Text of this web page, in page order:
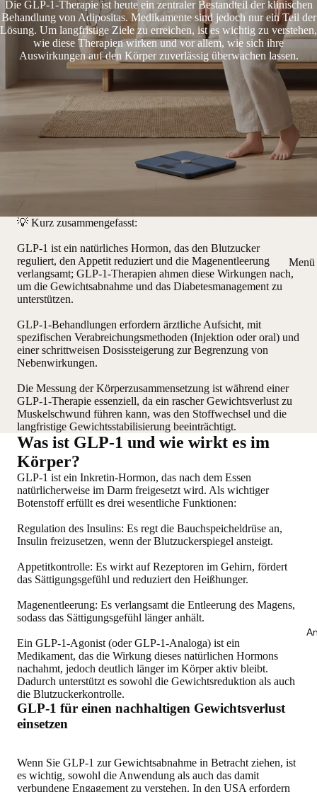
Menü
Die GLP-1-Therapie ist heute ein zentraler Bestandteil der klinischen
Behandlung von Adipositas. Medikamente sind jedoch nur ein Teil der
Lösung. Um langfristige Ziele zu erreichen, ist es wichtig zu verstehen,
wie diese Therapien wirken und vor allem, wie sich ihre
Auswirkungen auf den Körper zuverlässig überwachen lassen.
💡 Kurz zusammengefasst:
GLP-1 ist ein natürliches Hormon, das den Blutzucker
reguliert, den Appetit reduziert und die Magenentleerung
verlangsamt; GLP-1-Therapien ahmen diese Wirkungen nach,
um die Gewichtsabnahme und das Diabetesmanagement zu
unterstützen.
GLP-1-Behandlungen erfordern ärztliche Aufsicht, mit
spezifischen Verabreichungsmethoden (Injektion oder oral) und
einer schrittweisen Dosissteigerung zur Begrenzung von
Nebenwirkungen.
Die Messung der Körperzusammensetzung ist während einer
GLP-1-Therapie essenziell, da ein rascher Gewichtsverlust zu
Muskelschwund führen kann, was den Stoffwechsel und die
langfristige Gewichtsstabilisierung beeinträchtigt.
Was ist GLP-1 und wie wirkt es im
Körper?
GLP-1 ist ein Inkretin-Hormon, das nach dem Essen
natürlicherweise im Darm freigesetzt wird. Als wichtiger
Botenstoff erfüllt es drei wesentliche Funktionen:
Regulation des Insulins: Es regt die Bauchspeicheldrüse an,
Insulin freizusetzen, wenn der Blutzuckerspiegel ansteigt.
Appetitkontrolle: Es wirkt auf Rezeptoren im Gehirn, fördert
das Sättigungsgefühl und reduziert den Heißhunger.
Magenentleerung: Es verlangsamt die Entleerung des Magens,
sodass das Sättigungsgefühl länger anhält.
Ein GLP-1-Agonist (oder GLP-1-Analoga) ist ein
Medikament, das die Wirkung dieses natürlichen Hormons
nachahmt, jedoch deutlich länger im Körper aktiv bleibt.
Dadurch unterstützt es sowohl die Gewichtsreduktion als auch
die Blutzuckerkontrolle.
GLP-1 für einen nachhaltigen Gewichtsverlust
einsetzen
Wenn Sie GLP-1 zur Gewichtsabnahme in Betracht ziehen, ist
es wichtig, sowohl die Anwendung als auch das damit
verbundene Engagement zu verstehen. In den USA erfordern